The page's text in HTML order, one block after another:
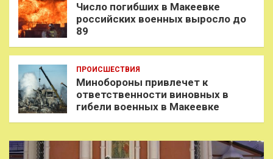
Число погибших в Макеевке
российских военных выросло до
89
ПРОИСШЕСТВИЯ
Минобороны привлечет к
ответственности виновных в
гибели военных в Макеевке